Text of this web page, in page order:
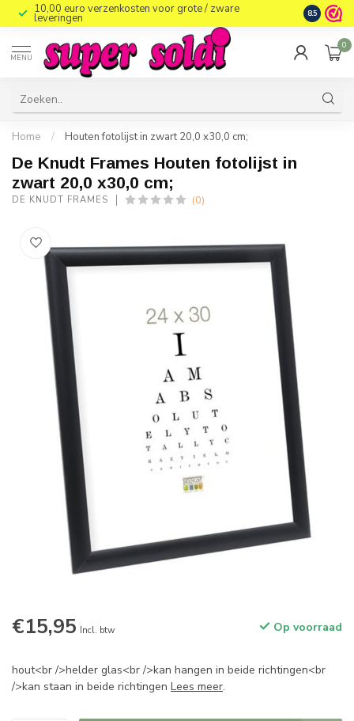
10,00 euro verzenkosten voor grote / zware
leveringen 8.5
MENU
0
Home / Houten fotolijst in zwart 20,0 x30,0 cm;
De Knudt Frames Houten fotolijst in
zwart 20,0 x30,0 cm;
DE KNUDT FRAMES (0)
€15,95 Incl. btw Op voorraad
hout<br />helder glas<br />kan hangen in beide richtingen<br
/>kan staan in beide richtingen Lees meer.